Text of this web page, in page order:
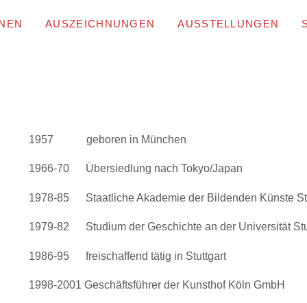
AUSZEICHNUNGEN AUSSTELLUNGEN
1957 geboren in München
1966-70 Übersiedlung nach Tokyo/Japan
1978-85 Staatliche Akademie der Bildenden Künste
1979-82 Studium der Geschichte an der Universität
1986-95 freischaffend tätig in Stuttgart
1998-2001 Geschäftsführer der Kunsthof Köln GmbH